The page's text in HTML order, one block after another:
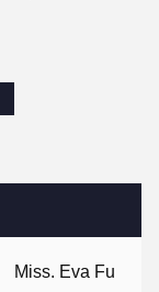
Miss. Eva Fu